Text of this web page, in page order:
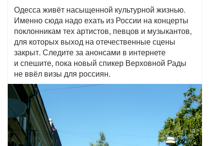
Одесса живёт насыщенной культурной жизнью.
Именно сюда надо ехать из России на концерты
поклонникам тех артистов, певцов и музыкантов,
для которых выход на отечественные сцены
закрыт. Следите за анонсами в интернете
и спешите, пока новый спикер Верховной Рады
не ввёл визы для россиян.